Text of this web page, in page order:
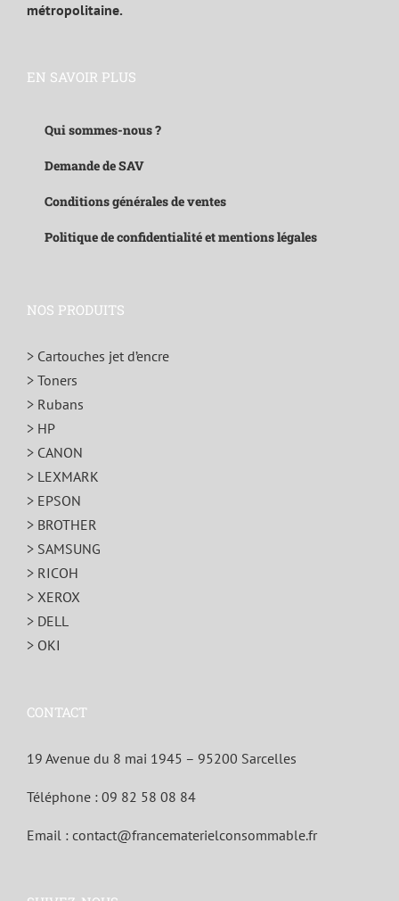
métropolitaine.
EN SAVOIR PLUS
Qui sommes-nous ?
Demande de SAV
Conditions générales de ventes
Politique de confidentialité et mentions légales
NOS PRODUITS
> Cartouches jet d’encre
> Toners
> Rubans
> HP
> CANON
> LEXMARK
> EPSON
> BROTHER
> SAMSUNG
> RICOH
> XEROX
> DELL
> OKI
CONTACT
19 Avenue du 8 mai 1945 – 95200 Sarcelles
Téléphone : 09 82 58 08 84
Email : contact@francematerielconsommable.fr